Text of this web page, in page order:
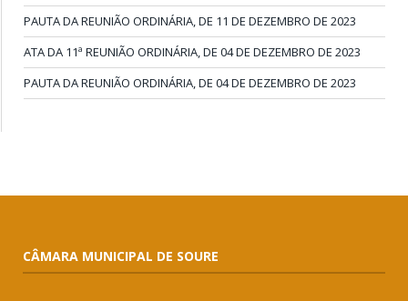
PAUTA DA REUNIÃO ORDINÁRIA, DE 11 DE DEZEMBRO DE 2023
ATA DA 11ª REUNIÃO ORDINÁRIA, DE 04 DE DEZEMBRO DE 2023
PAUTA DA REUNIÃO ORDINÁRIA, DE 04 DE DEZEMBRO DE 2023
CÂMARA MUNICIPAL DE SOURE